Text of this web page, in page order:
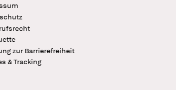
zur Barrierefreiheit
& Tracking